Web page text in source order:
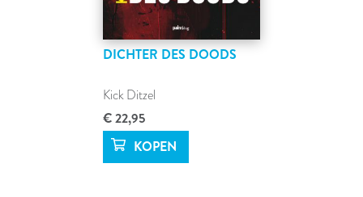
DICHTER DES DOODS
Kick Ditzel
€ 22,95